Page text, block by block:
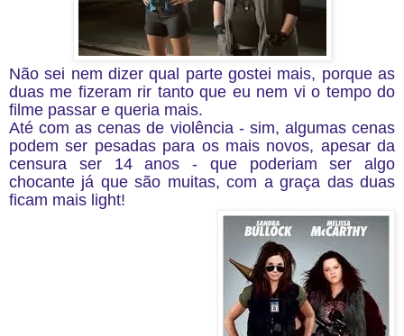
Não sei nem dizer qual parte gostei mais, porque as
duas me fizeram rir tanto que eu nem vi o tempo do
filme passar e queria mais.
Até com as cenas de violência - sim, algumas cenas
podem ser pesadas para os mais novos, apesar da
censura ser 14 anos - que poderiam ser algo
chocante já que são muitas, com a graça das duas
ficam mais light!